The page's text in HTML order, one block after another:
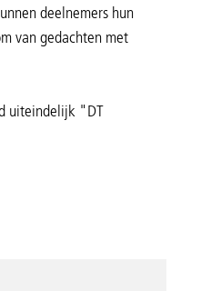
deelnemers hun
van gedachten met
uiteindelijk "DT